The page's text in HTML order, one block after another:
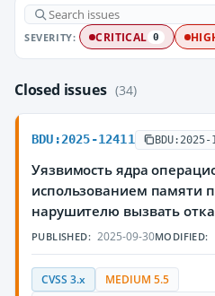
SEVERITY: CRITICAL 0
Closed issues (34)
BDU:2025-12411 BDU:2025-
Уязвимость ядра
использованием памяти
нарушителю вызвать
PUBLISHED: 2025-09-30MODIFIED:
CVSS 3.x MEDIUM 5.5